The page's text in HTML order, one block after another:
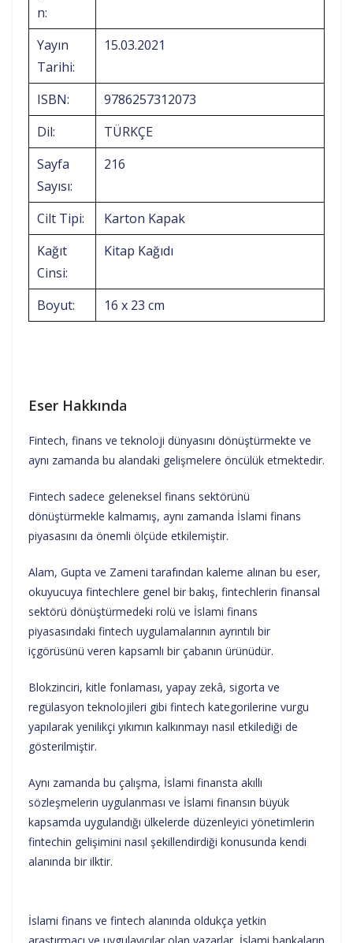
n:
Yayın
Tarihi:
15.03.2021
ISBN:
9786257312073
Dil:
TÜRKÇE
Sayfa
Sayısı:
216
Cilt Tipi:
Karton Kapak
Kağıt
Cinsi:
Kitap Kağıdı
Boyut: 16 x 23 cm
Eser Hakkında
Fintech, finans ve teknoloji dünyasını dönüştürmekte ve
aynı zamanda bu alandaki gelişmelere öncülük etmektedir.
Fintech sadece geleneksel finans sektörünü
dönüştürmekle kalmamış, aynı zamanda İslami finans
piyasasını da önemli ölçüde etkilemiştir.
Alam, Gupta ve Zameni tarafından kaleme alınan bu eser,
okuyucuya fintechlere genel bir bakış, fintechlerin finansal
sektörü dönüştürmedeki rolü ve İslami finans
piyasasındaki fintech uygulamalarının ayrıntılı bir
içgörüsünü veren kapsamlı bir çabanın ürünüdür.
Blokzinciri, kitle fonlaması, yapay zekâ, sigorta ve
regülasyon teknolojileri gibi fintech kategorilerine vurgu
yapılarak yenilikçi yıkımın kalkınmayı nasıl etkilediği de
gösterilmiştir.
Aynı zamanda bu çalışma, İslami finansta akıllı
sözleşmelerin uygulanması ve İslami finansın büyük
kapsamda uygulandığı ülkelerde düzenleyici yönetimlerin
fintechin gelişimini nasıl şekillendirdiği konusunda kendi
alanında bir ilktir.
İslami finans ve fintech alanında oldukça yetkin
araştırmacı ve uygulayıcılar olan yazarlar, İslami bankaların